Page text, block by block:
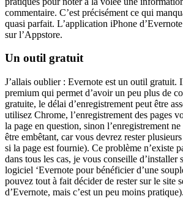
commentaire. C’est précisément ce qui
quasi parfait. L’application iPhone
sur l’Appstore.
Un outil gratuit
J’allais oublier : Evernote est un outil gratuit.
premium qui permet d’avoir un peu plus de
gratuite, le délai d’enregistrement peut être
utilisez Chrome, l’enregistrement des pages
la page en question, sinon l’enregistrement
être embêtant, car vous devrez rester
si la page est fournie). Ce problème n’existe
dans tous les cas, je vous conseille d’installer
logiciel ‘Evernote pour bénéficier d’une
pouvez tout à fait décider de rester sur le site
d’Evernote, mais c’est un peu moins pratique).